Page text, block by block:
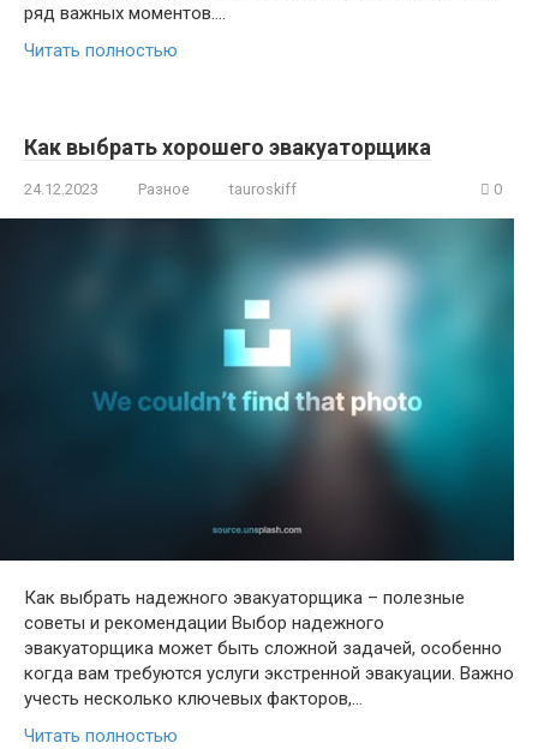
ряд важных моментов….
Читать полностью
Как выбрать хорошего эвакуаторщика
24.12.2023 Разное tauroskiff 0
Как выбрать надежного эвакуаторщика – полезные
советы и рекомендации Выбор надежного
эвакуаторщика может быть сложной задачей, особенно
когда вам требуются услуги экстренной эвакуации. Важно
учесть несколько ключевых факторов,…
Читать полностью